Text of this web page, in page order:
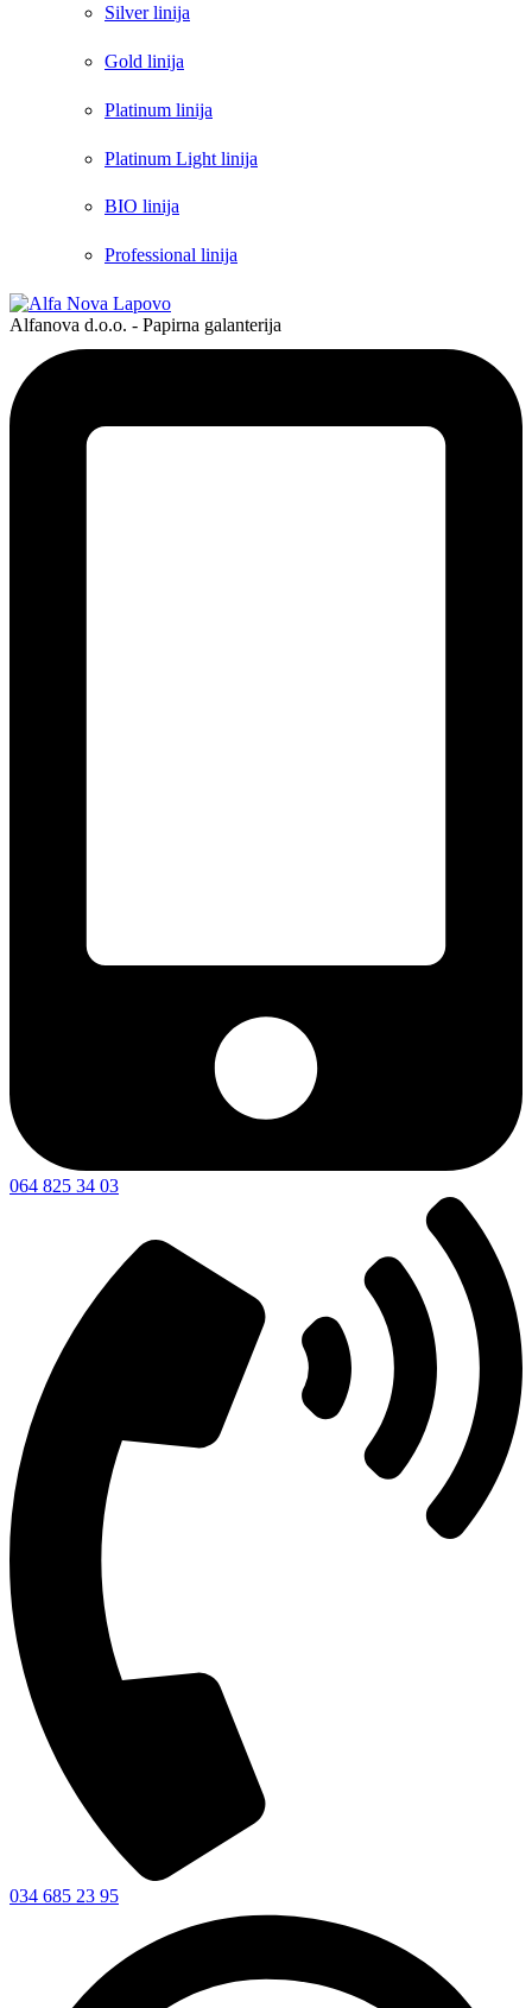
Silver linija
Gold linija
Platinum linija
Platinum Light linija
BIO linija
Professional linija
Alfanova d.o.o. - Papirna galanterija
064 825 34 03
034 685 23 95